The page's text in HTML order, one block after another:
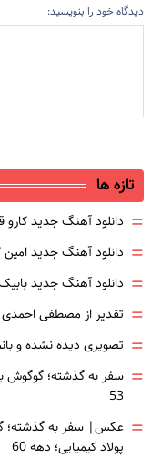
دیدگاه خود را بنویسید:
تازه ها
= دانلود آهنگ جدید کارو
= دانلود آهنگ جدید امین
= دانلود آهنگ جدید
= تقدیر از مصطفی احمدی
= تصویری دیده نشده و
=
53
= عکس| سفر به گذشته؛
پولاد کیمیایی؛ دهه 60